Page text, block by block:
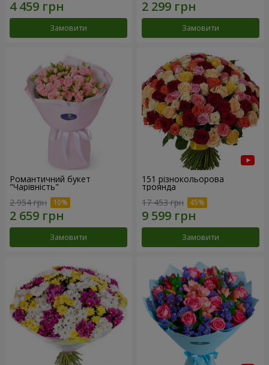
Замовити Замовити
Романтичний букет
"Чарівність"
2 954 грн
Замовити
151 різнокольорова
троянда
17 453 грн
Замовити